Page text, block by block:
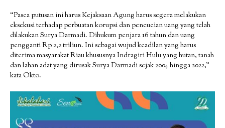
“Pasca putusan ini harus Kejaksaan Agung harus segera melakukan
eksekusi terhadap perbuatan korupsi dan pencucian uang yang telah
dilakukan Surya Darmadi. Dihukum penjara 16 tahun dan uang
pengganti Rp 2,2 triliun. Ini sebagai wujud keadilan yang harus
diterima masyarakat Riau khususnya Indragiri Hulu yang hutan, tanah
dan lahan adat yang dirusak Surya Darmadi sejak 2004 hingga 2022,”
kata Okto.